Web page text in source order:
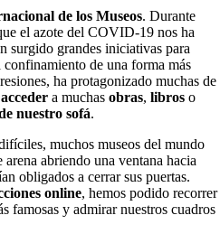
de los Museos. Durante
el azote del COVID-19 nos ha
surgido grandes iniciativas para
de una forma más
ha protagonizado muchas de
acceder a muchas obras, libros o
nuestro sofá.
muchos museos del mundo
abriendo una ventana hacia
obligados a cerrar sus puertas.
online, hemos podido recorrer
famosas y admirar nuestros cuadros